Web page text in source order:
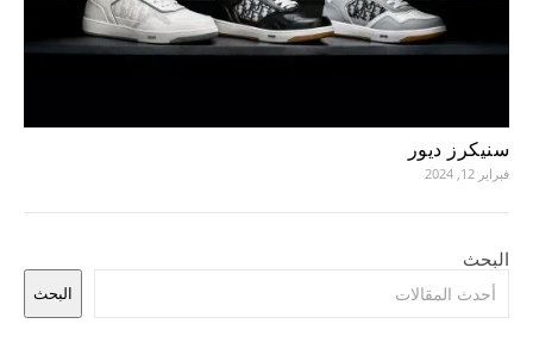
سنيكرز ديور
فبراير 12, 2024
البحث
البحث